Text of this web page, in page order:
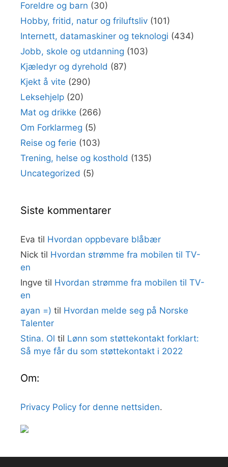
Foreldre og barn (30)
Hobby, fritid, natur og friluftsliv (101)
Internett, datamaskiner og teknologi (434)
Jobb, skole og utdanning (103)
Kjæledyr og dyrehold (87)
Kjekt å vite (290)
Leksehjelp (20)
Mat og drikke (266)
Om Forklarmeg (5)
Reise og ferie (103)
Trening, helse og kosthold (135)
Uncategorized (5)
Siste kommentarer
Eva til Hvordan oppbevare blåbær
Nick til Hvordan strømme fra mobilen til TV-
en
Ingve til Hvordan strømme fra mobilen til TV-
en
ayan =) til Hvordan melde seg på Norske
Talenter
Stina. Ol til Lønn som støttekontakt forklart:
Så mye får du som støttekontakt i 2022
Om:
Privacy Policy for denne nettsiden.